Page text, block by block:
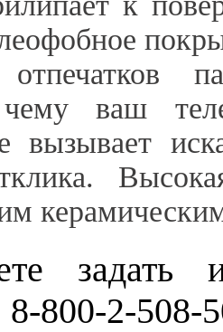
отпечатков
чему ваш
вызывает
задать
8-800-2-508-